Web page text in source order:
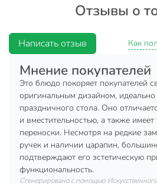
овальная форма, бортики
Универсальное
даче, к праздничному
современного подарка
Блюдо стекло 22х34 см
стильное и практичное решение
сыров, фруктов. Благодаря
блюдо удобно использовать для
и горячих блюд. Черное стекло
подчеркивает
гармонично вписывается в
вы ищете, какое блюдо выбрать
Отзывы о
Написать отзыв Как
Мнение покупателей
Это блюдо покоряет покупателей
оригинальным дизайном,
праздничного стола. Оно
и вместительностью, а также
переноски. Несмотря на редкие
ручек и наличии царапин,
подтверждают его эстетическую
функциональность.
Сгенерировано с помощью